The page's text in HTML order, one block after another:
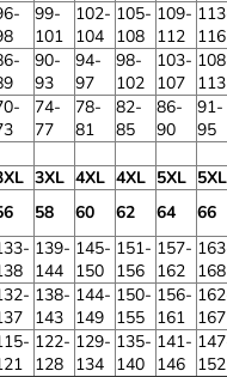
99-
101
102-
104
105-
108
109-
112 116
90-
93
94-
97
98-
102
103-
107 113
74-
77
78-
81
82-
85
86-
90
91-
95
3XL 4XL 4XL 5XL 5XL
58 60 62 64 66
139-
144
145-
150
151-
156
157-
162 168
138-
143
144-
149
150-
155
156-
161 167
122-
128
129-
134
135-
140
141-
146 152